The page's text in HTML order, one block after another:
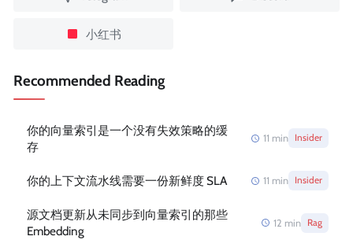
小红书
Recommended Reading
你的向量索引是一个没有失效策略的缓
存
11 min Insider
你的上下文流水线需要一份新鲜度 SLA 11 min Insider
源文档更新从未同步到向量索引的那些
Embedding
12 min Rag